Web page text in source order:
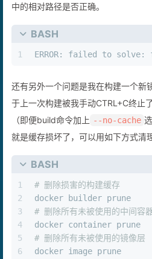
中的相对路径是否正确。
BASH
1 ERROR: failed to solve:
还有另外一个问题是我在构建一个新
于上一次构建被我手动CTRL+C终止
（即便build命令加上 --no-cache
就是缓存损坏了，可以用如下方式清
BASH
1
2
3
4
5
6
# 删除损害的构建缓存
docker builder prune
# 删除所有未被使用的中间容
docker container prune
# 删除所有未被使用的镜像层
docker image prune